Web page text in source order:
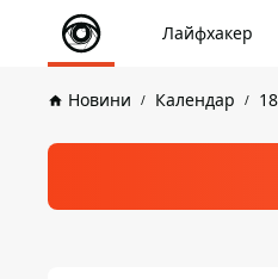
Лайфхакер
Новини Календар